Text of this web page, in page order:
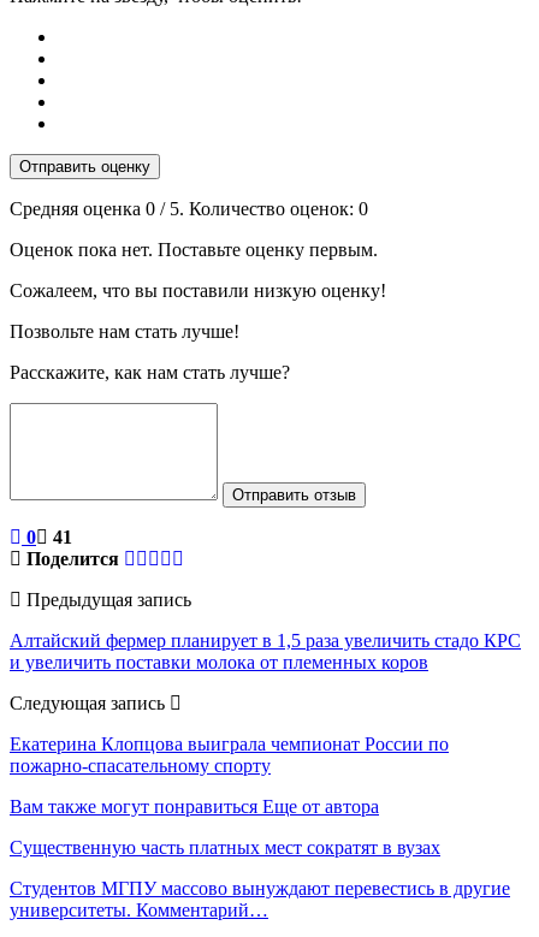
Отправить оценку
Средняя оценка 0 / 5. Количество оценок: 0
Оценок пока нет. Поставьте оценку первым.
Сожалеем, что вы поставили низкую оценку!
Позвольте нам стать лучше!
Расскажите, как нам стать лучше?
Отправить отзыв
0
41
Поделится
Предыдущая запись
Алтайский фермер планирует в 1,5 раза увеличить стадо КРС
и увеличить поставки молока от племенных коров
Следующая запись
Екатерина Клопцова выиграла чемпионат России по
пожарно-спасательному спорту
Вам также могут понравиться Еще от автора
Существенную часть платных мест сократят в вузах
Студентов МГПУ массово вынуждают перевестись в другие
университеты. Комментарий…